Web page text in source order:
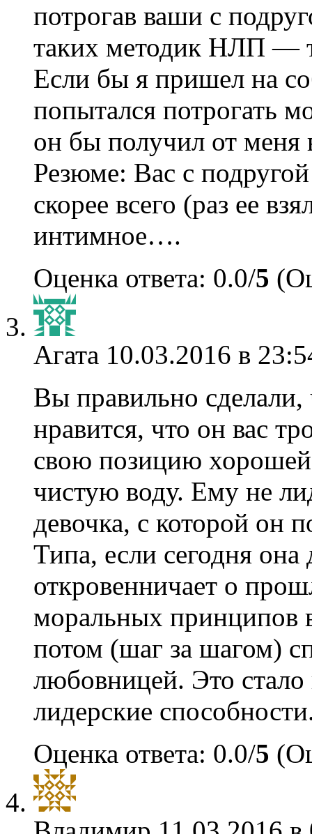
потрогав ваши с
таких методик НЛП —
Если бы я пришел на
попытался потрогать
он бы получил от
Резюме: Вас с
скорее всего (раз ее
интимное….
Оценка ответа: 0.0/5
Агата 10.03.2016 в
Вы правильно сделали,
нравится, что он вас
свою позицию
чистую воду. Ему не
девочка, с которой он
Типа, если сегодня она
откровенничает о
моральных принципов
потом (шаг за шагом)
любовницей. Это
лидерские
Оценка ответа: 0.0/5